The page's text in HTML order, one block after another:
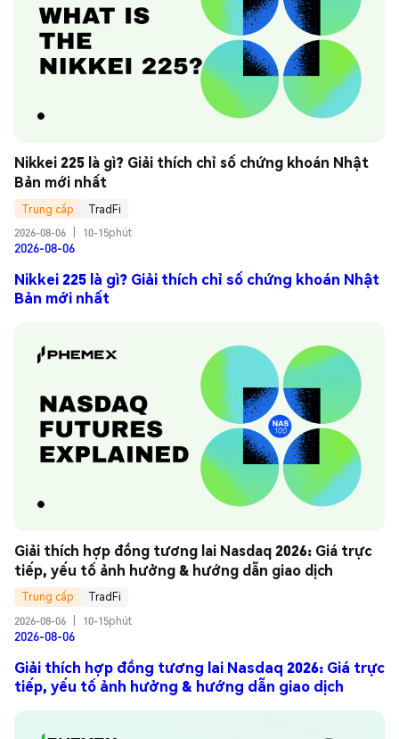
Nikkei 225 là gì? Giải thích chỉ số chứng khoán Nhật
Bản mới nhất
Trung cấp
TradFi
2026-08-06
10-15phút
2026-08-06
Nikkei 225 là gì? Giải thích chỉ số chứng khoán Nhật
Bản mới nhất
Giải thích hợp đồng tương lai Nasdaq 2026: Giá trực
tiếp, yếu tố ảnh hưởng & hướng dẫn giao dịch
Trung cấp
TradFi
2026-08-06
10-15phút
2026-08-06
Giải thích hợp đồng tương lai Nasdaq 2026: Giá trực
tiếp, yếu tố ảnh hưởng & hướng dẫn giao dịch